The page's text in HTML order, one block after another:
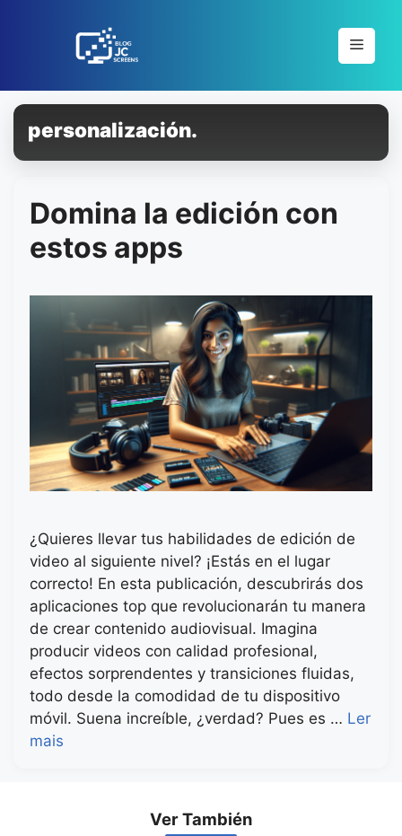
Menu
personalización.
Domina la edición con
estos apps
¿Quieres llevar tus habilidades de edición de
video al siguiente nivel? ¡Estás en el lugar
correcto! En esta publicación, descubrirás dos
aplicaciones top que revolucionarán tu manera
de crear contenido audiovisual. Imagina
producir videos con calidad profesional,
efectos sorprendentes y transiciones fluidas,
todo desde la comodidad de tu dispositivo
móvil. Suena increíble, ¿verdad? Pues es … Ler
mais
Ver También